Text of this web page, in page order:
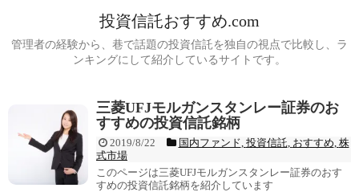
投資信託おすすめ.com
管理者の経験から、巷で話題の投資信託を独自の視点で比較し、ラ
ンキングにして紹介しているサイトです。
三菱UFJモルガンスタンレー証券のお
すすめの投資信託銘柄
2019/8/22 国内ファンド, 投資信託, おすすめ, 株
式市場
このページは三菱UFJモルガンスタンレー証券のおす
すめの投資信託銘柄を紹介しています